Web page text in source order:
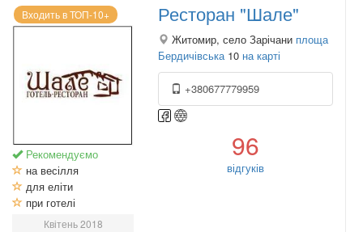
Входить в ТОП-10+
Рекомендуємо
на весілля
для еліти
при готелі
Квітень 2018
Ресторан "Шале"
Житомир, село Зарічани площа
Бердичівська10 на карті
+380677779959
96
відгуків